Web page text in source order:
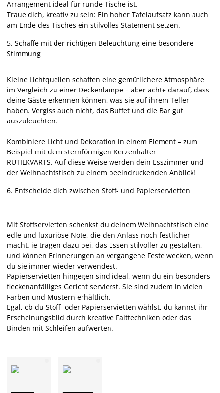
Arrangement ideal für runde Tische ist.
Traue dich, kreativ zu sein: Ein hoher Tafelaufsatz kann auch
am Ende des Tisches ein stilvolles Statement setzen.
5. Schaffe mit der richtigen Beleuchtung eine besondere
Stimmung
Kleine Lichtquellen schaffen eine gemütlichere Atmosphäre
im Vergleich zu einer Deckenlampe – aber achte darauf, dass
deine Gäste erkennen können, was sie auf ihrem Teller
haben. Vergiss auch nicht, das Buffet und die Bar gut
auszuleuchten.
Kombiniere Licht und Dekoration in einem Element – zum
Beispiel mit dem sternförmigen Kerzenhalter
RUTILKVARTS. Auf diese Weise werden dein Esszimmer und
der Weihnachtstisch zu einem beeindruckenden Anblick!
6. Entscheide dich zwischen Stoff- und Papierservietten
Mit Stoffservietten schenkst du deinem Weihnachtstisch eine
edle und luxuriöse Note, die den Anlass noch festlicher
macht. ie tragen dazu bei, das Essen stilvoller zu gestalten,
und können Erinnerungen an vergangene Feste wecken, wenn
du sie immer wieder verwendest.
Papierservietten hingegen sind ideal, wenn du ein besonders
fleckenanfälliges Gericht servierst. Sie sind zudem in vielen
Farben und Mustern erhältlich.
Egal, ob du Stoff- oder Papierservietten wählst, du kannst ihr
Erscheinungsbild durch kreative Falttechniken oder das
Binden mit Schleifen aufwerten.